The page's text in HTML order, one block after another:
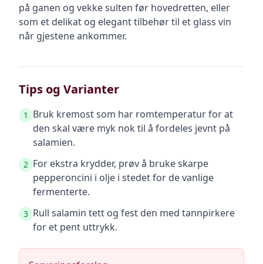
på ganen og vekke sulten før hovedretten, eller
som et delikat og elegant tilbehør til et glass vin
når gjestene ankommer.
Tips og Varianter
1
Bruk kremost som har romtemperatur for at
den skal være myk nok til å fordeles jevnt på
salamien.
2 For ekstra krydder, prøv å bruke skarpe
pepperoncini i olje i stedet for de vanlige
fermenterte.
3 Rull salamin tett og fest den med tannpirkere
for et pent uttrykk.